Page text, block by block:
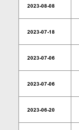
2023-08-08
2023-07-18
2023-07-06
2023-07-06
2023-06-20